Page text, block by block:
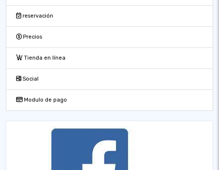
reservación
Precios
Tienda en línea
Social
Modulo de pago